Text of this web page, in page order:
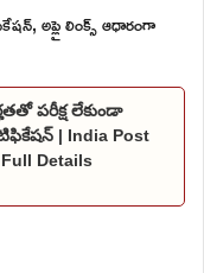
అప్లై లింక్స్ ఆధారంగా
పరీక్ష లేకుండా
| India Post
Details